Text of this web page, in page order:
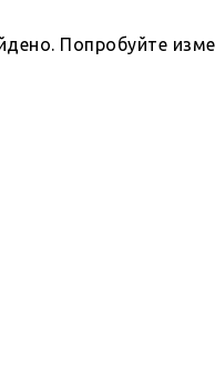
Попробуйте